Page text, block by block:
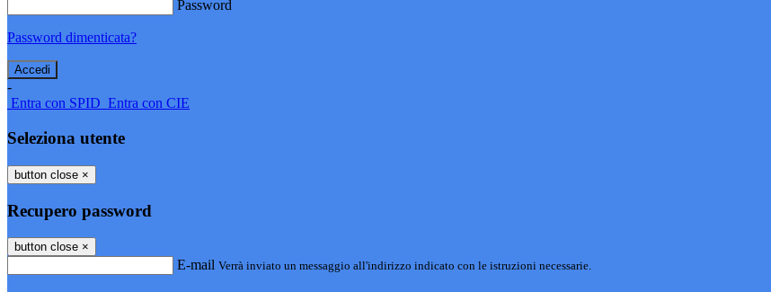
Password
Password dimenticata?
-
Entra con SPID Entra con CIE
Seleziona utente
button close ×
Recupero password
button close ×
E-mail Verrà inviato un messaggio all'indirizzo indicato con le istruzioni necessarie.